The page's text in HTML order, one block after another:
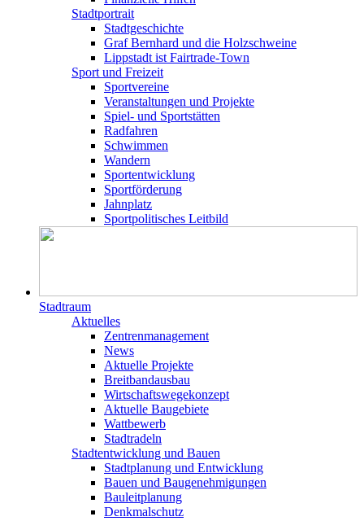
Stadtportrait
Stadtgeschichte
Graf Bernhard und die Holzschweine
Lippstadt ist Fairtrade-Town
Sport und Freizeit
Sportvereine
Veranstaltungen und Projekte
Spiel- und Sportstätten
Radfahren
Schwimmen
Wandern
Sportentwicklung
Sportförderung
Jahnplatz
Sportpolitisches Leitbild
Stadtraum
Aktuelles
Zentrenmanagement
News
Aktuelle Projekte
Breitbandausbau
Wirtschaftswegekonzept
Aktuelle Baugebiete
Wattbewerb
Stadtradeln
Stadtentwicklung und Bauen
Stadtplanung und Entwicklung
Bauen und Baugenehmigungen
Bauleitplanung
Denkmalschutz